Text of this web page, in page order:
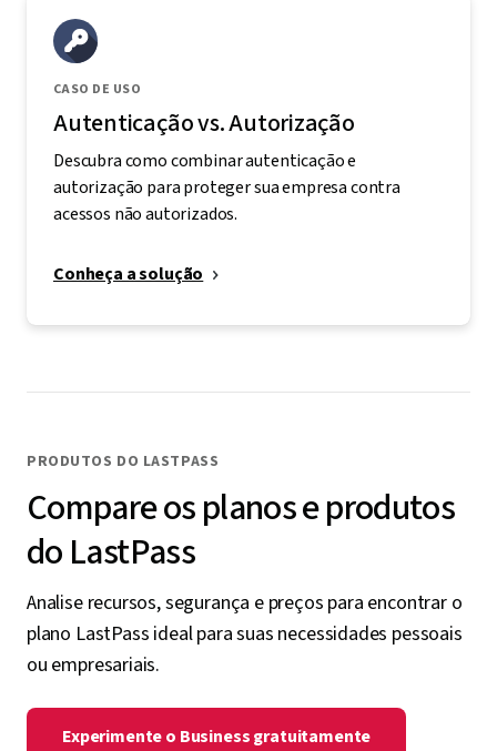
CASO DE USO
Autenticação vs. Autorização
Descubra como combinar autenticação e
autorização para proteger sua empresa contra
acessos não autorizados.
Conheça a solução
PRODUTOS DO LASTPASS
Compare os planos e produtos
do LastPass
Analise recursos, segurança e preços para encontrar o
plano LastPass ideal para suas necessidades pessoais
ou empresariais.
Experimente o Business gratuitamente